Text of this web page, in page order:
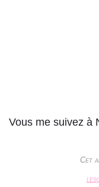
Vous me suivez à
Cet